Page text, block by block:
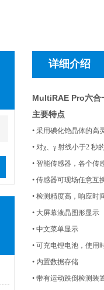
详细介绍
MultiRAE Pro六合
主要特点
• 采用碘化铯晶体的高
• 对χ、γ 射线小于2 秒
• 智能传感器，各个传
• 传感器可现场任意互
• 检测精度高，响应时
• 大屏幕液晶图形显示
• 中文菜单显示
• 可充电锂电池，使用
• 内置数据存储
• 带有运动跌倒检测装